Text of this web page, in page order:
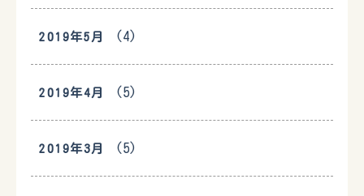
2019年5月 (4)
2019年4月 (5)
2019年3月 (5)